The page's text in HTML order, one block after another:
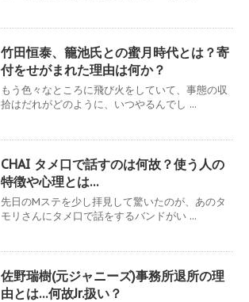
竹田恒泰、籠池氏との蜜月時代とは？寄
付をせがまれた理由は何か？
もう色々なところに飛び火をしていて、事態の収
拾はだれがどのように、いつやるんでし ...
CHAI タメ口で話すのは何故？使う人の
特徴や心理とは…
先日のMステを少し拝見して驚いたのが、あのタ
モリさんにタメ口で話をするバンドがい ...
佐野瑞樹(元ジャニーズ)事務所退所の理
由とは…何故Jr.扱い？